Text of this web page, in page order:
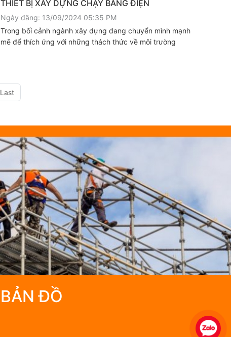
THIẾT BỊ XÂY DỰNG CHẠY BẰNG ĐIỆN
Ngày đăng: 13/09/2024 05:35 PM
Trong bối cảnh ngành xây dựng đang chuyển mình mạnh
mẽ để thích ứng với những thách thức về môi trường
Last
BẢN ĐỒ